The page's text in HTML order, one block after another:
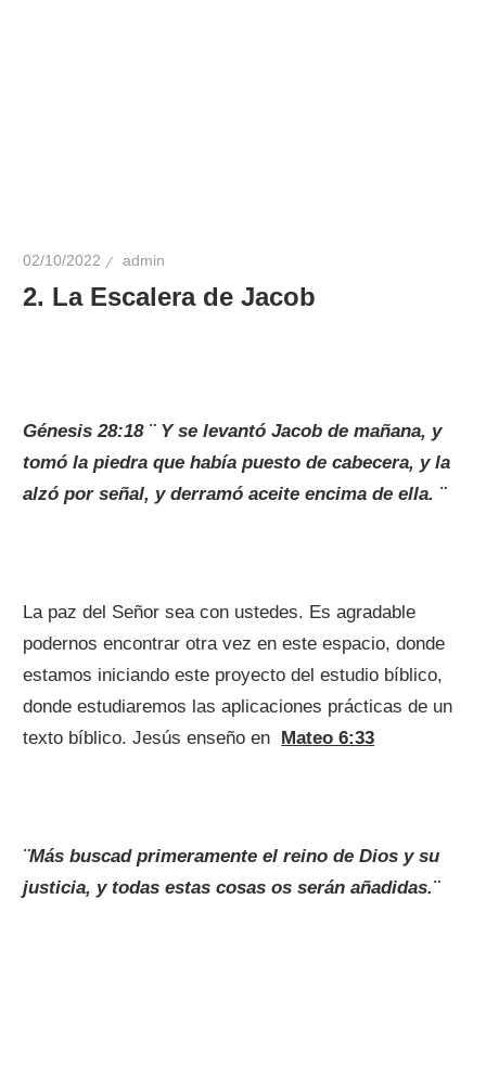
02/10/2022 admin
2. La Escalera de Jacob
Génesis 28:18 ¨ Y se levantó Jacob de mañana, y
tomó la piedra que había puesto de cabecera, y la
alzó por señal, y derramó aceite encima de ella. ¨
La paz del Señor sea con ustedes. Es agradable
podernos encontrar otra vez en este espacio, donde
estamos iniciando este proyecto del estudio bíblico,
donde estudiaremos las aplicaciones prácticas de un
texto bíblico. Jesús enseño en
Mateo 6:33
¨Más buscad primeramente el reino de Dios y su
justicia, y todas estas cosas os serán añadidas.¨